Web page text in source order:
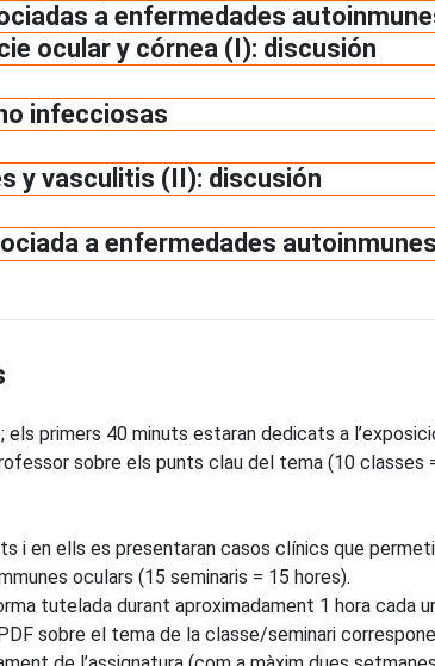
a enfermedades
ocular y córnea (I): discusión
infecciosas
y vasculitis (II): discusión
a enfermedades
els primers 40 minuts estaran dedicats a
sobre els punts clau del tema (10 classes
i en ells es presentaran casos clínics que
oculars (15 seminaris = 15 hores).
tutelada durant aproximadament 1 hora cada
sobre el tema de la classe/seminari